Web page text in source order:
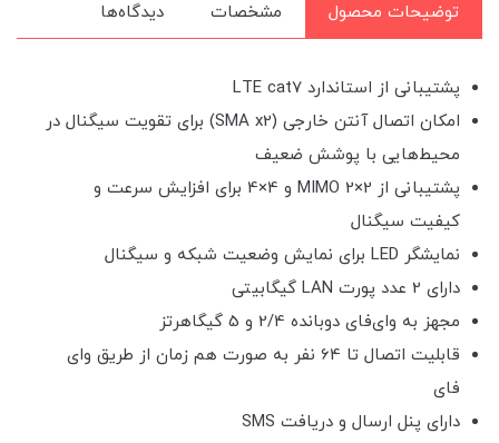
توضیحات محصول مشخصات دیدگاه‌ها
پشتیبانی از استاندارد LTE cat7
امکان اتصال آنتن خارجی (SMA x2) برای تقویت سیگنال در
محیط‌هایی با پوشش ضعیف
پشتیبانی از MIMO 2×2 و 4×4 برای افزایش سرعت و
کیفیت سیگنال
نمایشگر LED برای نمایش وضعیت شبکه و سیگنال
دارای 2 عدد پورت LAN گیگابیتی
مجهز به وای‌فای دوبانده 2/4 و 5 گیگاهرتز
قابلیت اتصال تا 64 نفر به صورت هم زمان از طریق وای
فای
دارای پنل ارسال و دریافت SMS